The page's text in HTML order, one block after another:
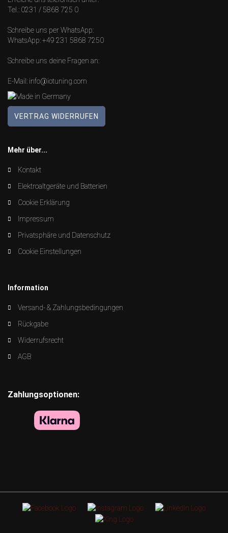
Tel.: 0231 / 5868 725 0
Schreibe uns per WhatsApp:
WhatsApp:+49 231 5868 7250
Schreibe uns deine Fragen an:
E-Mail: info@iotuning.com
VERTRAG WIDERRUFEN
Mehr über...
Kontakt
Elektroaltgeräte und Batterien
Cookie Erklärung
Impressum
Privatsphäre und Datenschutz
Cookie Einstellungen
Information
Versand- & Zahlungsbedingungen
Rückgabe
Widerrufsrecht
AGB
Zahlungsoptionen: